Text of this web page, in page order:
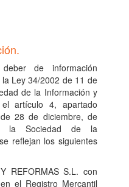
de información
Ley 34/2002 de 11 de
de la Información y
artículo 4, apartado
28 de diciembre, de
la Sociedad de la
reflejan los siguientes
REFORMAS S.L. con
el Registro Mercantil